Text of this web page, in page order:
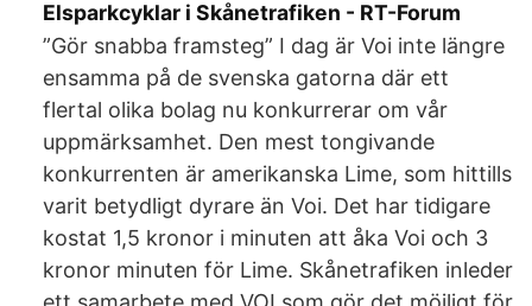
Elsparkcyklar i Skånetrafiken - RT-Forum
”Gör snabba framsteg” I dag är Voi inte längre
ensamma på de svenska gatorna där ett
flertal olika bolag nu konkurrerar om vår
uppmärksamhet. Den mest tongivande
konkurrenten är amerikanska Lime, som hittills
varit betydligt dyrare än Voi. Det har tidigare
kostat 1,5 kronor i minuten att åka Voi och 3
kronor minuten för Lime. Skånetrafiken inleder